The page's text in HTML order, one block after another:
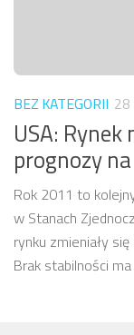
BEZ KATEGORII 28
USA:
prognozy
Rok 2011 to
w Stanach
rynku zmieniały
Brak stabilności